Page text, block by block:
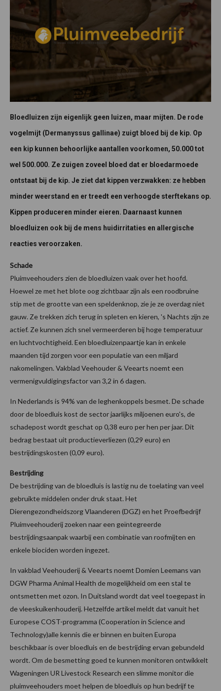
Bloedluizen zijn eigenlijk geen luizen, maar mijten. De rode
vogelmijt (Dermanyssus gallinae) zuigt bloed bij de kip. Op
een kip kunnen behoorlijke aantallen voorkomen, 50.000 tot
wel 500.000. Ze zuigen zoveel bloed dat er bloedarmoede
ontstaat bij de kip. Je ziet dat kippen verzwakken: ze hebben
minder weerstand en er treedt een verhoogde sterftekans op.
Kippen produceren minder eieren. Daarnaast kunnen
bloedluizen ook bij de mens huidirritaties en allergische
reacties veroorzaken.
Schade
Pluimveehouders zien de bloedluizen vaak over het hoofd.
Hoewel ze met het blote oog zichtbaar zijn als een roodbruine
stip met de grootte van een speldenknop, zie je ze overdag niet
gauw. Ze trekken zich terug in spleten en kieren, 's Nachts zijn ze
actief. Ze kunnen zich snel vermeerderen bij hoge temperatuur
en luchtvochtigheid. Een bloedluizenpaartje kan in enkele
maanden tijd zorgen voor een populatie van een miljard
nakomelingen. Vakblad Veehouder & Veearts noemt een
vermenigvuldigingsfactor van 3,2 in 6 dagen.
In Nederlands is 94% van de leghenkoppels besmet. De schade
door de bloedluis kost de sector jaarlijks miljoenen euro's, de
schadepost wordt geschat op 0,38 euro per hen per jaar. Dit
bedrag bestaat uit productieverliezen (0,29 euro) en
bestrijdingskosten (0,09 euro).
Bestrijding
De bestrijding van de bloedluis is lastig nu de toelating van veel
gebruikte middelen onder druk staat. Het
Dierengezondheidszorg Vlaanderen (DGZ) en het Proefbedrijf
Pluimveehouderij zoeken naar een geïntegreerde
bestrijdingsaanpak waarbij een combinatie van roofmijten en
enkele biociden worden ingezet.
In vakblad Veehouderij & Veearts noemt Domien Leemans van
DGW Pharma Animal Health de mogelijkheid om een stal te
ontsmetten met ozon. In Duitsland wordt dat veel toegepast in
de vleeskuikenhouderij. Hetzelfde artikel meldt dat vanuit het
Europese COST-programma (Cooperation in Science and
Technology)alle kennis die er binnen en buiten Europa
beschikbaar is over bloedluis en de bestrijding ervan gebundeld
wordt. Om de besmetting goed te kunnen monitoren ontwikkelt
Wageningen UR Livestock Research een slimme monitor die
pluimveehouders moet helpen de bloedluis op hun bedrijf te